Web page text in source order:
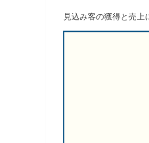
見込み客の獲得と売